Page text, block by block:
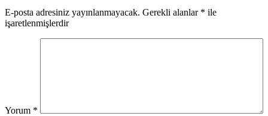
E-posta adresiniz yayınlanmayacak. Gerekli alanlar * ile
işaretlenmişlerdir
Yorum *